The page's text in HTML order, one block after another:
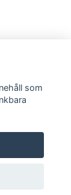
som